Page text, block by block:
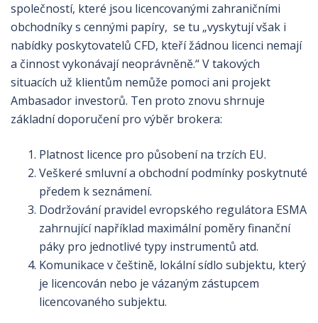
společností, které jsou licencovanými zahraničními
obchodníky s cennými papíry, se tu „vyskytují však i
nabídky poskytovatelů CFD, kteří žádnou licenci nemají
a činnost vykonávají neoprávněně.“ V takových
situacích už klientům nemůže pomoci ani projekt
Ambasador investorů. Ten proto znovu shrnuje
základní doporučení pro výběr brokera:
Platnost licence pro působení na trzích EU.
Veškeré smluvní a obchodní podmínky poskytnuté
předem k seznámení.
Dodržování pravidel evropského regulátora ESMA
zahrnující například maximální poměry finanční
páky pro jednotlivé typy instrumentů atd.
Komunikace v češtině, lokální sídlo subjektu, který
je licencován nebo je vázaným zástupcem
licencovaného subjektu.